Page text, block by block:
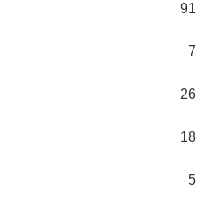
91
7
26
18
5